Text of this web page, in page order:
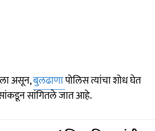
असून,बुलढाणापोलिस त्यांचा शोध घेत
सांगितले जात आहे.